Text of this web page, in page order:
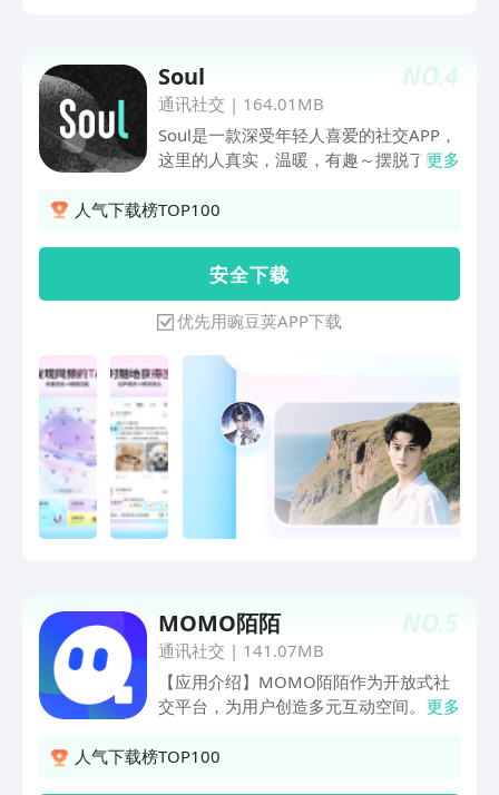
tantanapp.com 客服邮箱：
support@tantanapp.com 微信公众号：
tantanp1 新浪微博：@探探
NO.4
Soul
通讯社交 | 164.01MB
Soul是一款深受年轻人喜爱的社交APP，
这里的人真实，温暖，有趣～摆脱了时空
魂鉴定”找到真正的自己，并在社群中自
神奇之处，是在虚拟社交关系中培育一种
自我表达的“真实性”。在这里，不用面对
现实社交中的压力，大家因兴趣相聚，自
由地敞开心扉，真实地表达、展示兴趣、
分享生活，一起体验形形色色的多元玩
法，结识更多趣味好友，甚至找到知己。
功能介绍：灵魂鉴定-基于性格、三观的
测试，帮你找到心灵共鸣的默契灵魂3D
捏脸-自己动手设计3D头像，创造一个独
特的全新自己3D星球-在这里开始探索，
发现身边有趣的灵魂即时互动-使用匹
懂你的人狼人杀-年轻人都爱玩的狼人
杀！边玩边认识兴趣相投的新朋友异世界
回响-打破次元壁，和喜欢的虚拟伙伴聊
个不停AI苟蛋-可爱的人工智能聊天机器
人，随时逗你开心使用场景：-无压力表
达，随时随地想发就发-超Cool！Soul能
更多
人气下载榜TOP100
安 全 下 载
优先用豌豆荚APP下载
NO.5
MOMO陌陌
通讯社交 | 141.07MB
【应用介绍】MOMO陌陌作为开放式社
交平台，为用户创造多元互动空间。在这
动态分享、直播互动等形式，发现生活的
更多
人气下载榜TOP100